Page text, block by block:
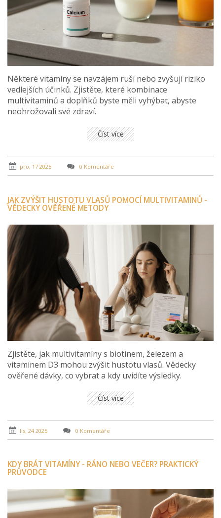
Některé vitamíny se navzájem ruší nebo zvyšují riziko
vedlejších účinků. Zjistěte, které kombinace
multivitaminů a doplňků byste měli vyhýbat, abyste
neohrožovali své zdraví.
Číst více
pro, 17 2025 0 Komentáře
JAK ZVÝŠIT HUSTOTU VLASŮ POMOCÍ MULTIVITAMINŮ -
VĚDECKY OVĚŘENÉ METODY
Zjistěte, jak multivitamíny s biotinem, železem a
vitamínem D3 mohou zvýšit hustotu vlasů. Vědecky
ověřené dávky, co vybrat a kdy uvidíte výsledky.
Číst více
lis, 24 2025 0 Komentáře
KDY BRÁT VITAMÍNY - RÁNO NEBO VEČER? PRAKTICKÝ
PRŮVODCE